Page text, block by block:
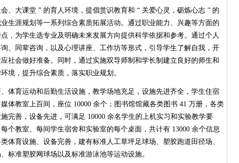
大课堂 ” 的育人环境，提倡赏识教育和 “ 关爱心灵，砺炼心志 ” 的
生涯规划等一系列综合素质拓展活动。通过职业能力、兴趣等方面的
，为学生选专业及明确未来发展方向提供科学依据和参考。通过个人
、同辈咨询，以及心理讲座、工作坊等形式，引导学生了解自我，开
社会做好准备。同时，通过实施双导师制和学长制建立良好的师生和
境，提升综合素质，落实职业规划。
育运动和后勤生活设施，教学场地充足，设施先进齐全，学生住宿
体教室上百间，座位 10000 余个；图书馆馆藏各类图书 41 万册，各类
完善，设备先进，可满足 10000 余名学生的上机实习和实验教学要
个教室、每间学生宿舍和实验室的每个桌面，共计有 13000 余个信息
体育设施、设备完善，建有标准人工草坪足球场、塑胶跑道田径场、
标准塑胶网球场以及标准游泳池等运动设施。